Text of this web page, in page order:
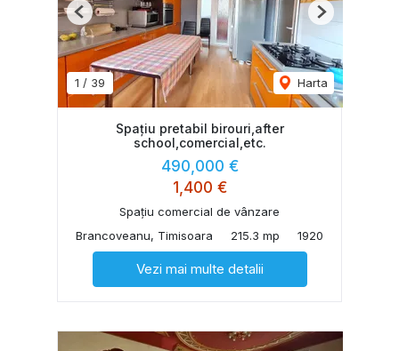
1 / 39 Harta
Previous Next
Spațiu pretabil birouri,after
school,comercial,etc.
490,000 €
1,400 €
Spațiu comercial de vânzare
Brancoveanu, Timisoara
215.3 mp 1920
Vezi mai multe detalii